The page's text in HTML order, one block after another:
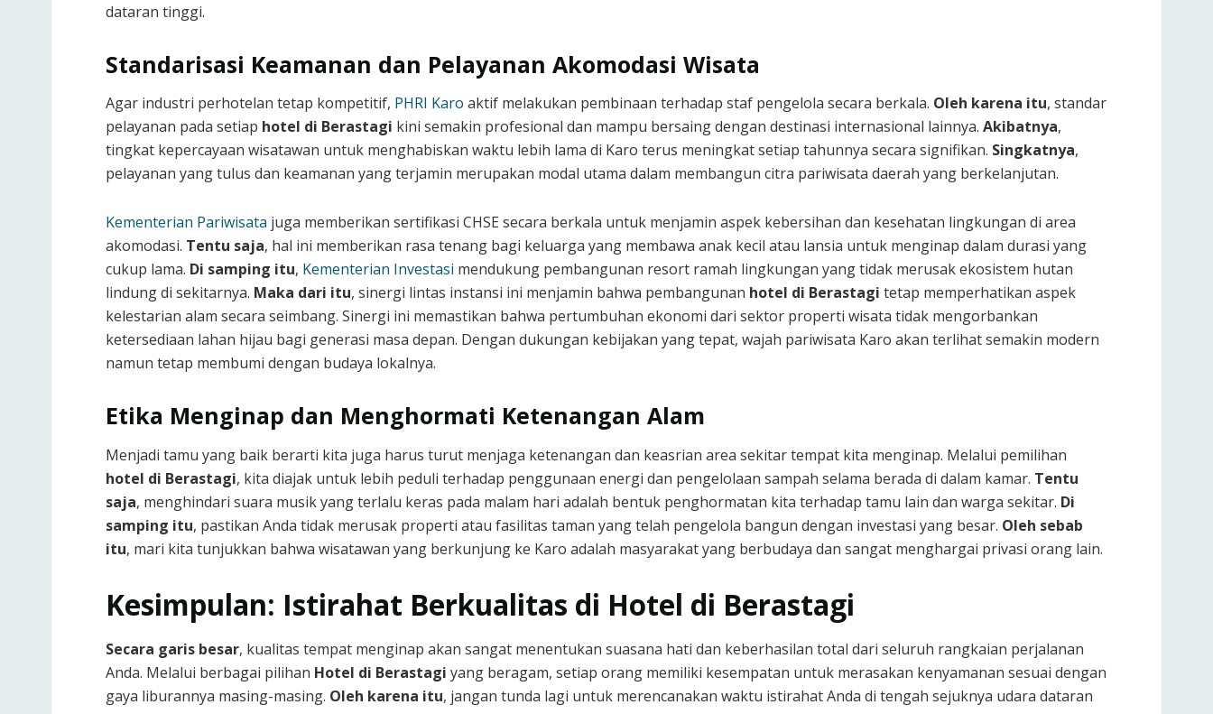
dataran tinggi.
Standarisasi Keamanan dan Pelayanan Akomodasi Wisata
Agar industri perhotelan tetap kompetitif, PHRI Karo aktif melakukan pembinaan terhadap staf pengelola secara berkala. Oleh karena itu, standar
pelayanan pada setiap hotel di Berastagi kini semakin profesional dan mampu bersaing dengan destinasi internasional lainnya. Akibatnya,
tingkat kepercayaan wisatawan untuk menghabiskan waktu lebih lama di Karo terus meningkat setiap tahunnya secara signifikan. Singkatnya,
pelayanan yang tulus dan keamanan yang terjamin merupakan modal utama dalam membangun citra pariwisata daerah yang berkelanjutan.
Kementerian Pariwisata juga memberikan sertifikasi CHSE secara berkala untuk menjamin aspek kebersihan dan kesehatan lingkungan di area
akomodasi. Tentu saja, hal ini memberikan rasa tenang bagi keluarga yang membawa anak kecil atau lansia untuk menginap dalam durasi yang
cukup lama. Di samping itu, Kementerian Investasi mendukung pembangunan resort ramah lingkungan yang tidak merusak ekosistem hutan
lindung di sekitarnya. Maka dari itu, sinergi lintas instansi ini menjamin bahwa pembangunan hotel di Berastagi tetap memperhatikan aspek
kelestarian alam secara seimbang. Sinergi ini memastikan bahwa pertumbuhan ekonomi dari sektor properti wisata tidak mengorbankan
ketersediaan lahan hijau bagi generasi masa depan. Dengan dukungan kebijakan yang tepat, wajah pariwisata Karo akan terlihat semakin modern
namun tetap membumi dengan budaya lokalnya.
Etika Menginap dan Menghormati Ketenangan Alam
Menjadi tamu yang baik berarti kita juga harus turut menjaga ketenangan dan keasrian area sekitar tempat kita menginap. Melalui pemilihan
hotel di Berastagi, kita diajak untuk lebih peduli terhadap penggunaan energi dan pengelolaan sampah selama berada di dalam kamar. Tentu
saja, menghindari suara musik yang terlalu keras pada malam hari adalah bentuk penghormatan kita terhadap tamu lain dan warga sekitar. Di
samping itu, pastikan Anda tidak merusak properti atau fasilitas taman yang telah pengelola bangun dengan investasi yang besar. Oleh sebab
itu, mari kita tunjukkan bahwa wisatawan yang berkunjung ke Karo adalah masyarakat yang berbudaya dan sangat menghargai privasi orang lain.
Kesimpulan: Istirahat Berkualitas di Hotel di Berastagi
Secara garis besar, kualitas tempat menginap akan sangat menentukan suasana hati dan keberhasilan total dari seluruh rangkaian perjalanan
Anda. Melalui berbagai pilihan Hotel di Berastagi yang beragam, setiap orang memiliki kesempatan untuk merasakan kenyamanan sesuai dengan
gaya liburannya masing-masing. Oleh karena itu, jangan tunda lagi untuk merencanakan waktu istirahat Anda di tengah sejuknya udara dataran